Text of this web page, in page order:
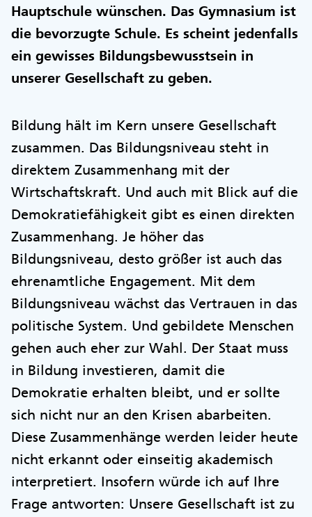
Hauptschule wünschen. Das Gymnasium ist
die bevorzugte Schule. Es scheint jedenfalls
ein gewisses Bildungsbewusstsein in
unserer Gesellschaft zu geben.
Bildung hält im Kern unsere Gesellschaft
zusammen. Das Bildungsniveau steht in
direktem Zusammenhang mit der
Wirtschaftskraft. Und auch mit Blick auf die
Demokratiefähigkeit gibt es einen direkten
Zusammenhang. Je höher das
Bildungsniveau, desto größer ist auch das
ehrenamtliche Engagement. Mit dem
Bildungsniveau wächst das Vertrauen in das
politische System. Und gebildete Menschen
gehen auch eher zur Wahl. Der Staat muss
in Bildung investieren, damit die
Demokratie erhalten bleibt, und er sollte
sich nicht nur an den Krisen abarbeiten.
Diese Zusammenhänge werden leider heute
nicht erkannt oder einseitig akademisch
interpretiert. Insofern würde ich auf Ihre
Frage antworten: Unsere Gesellschaft ist zu